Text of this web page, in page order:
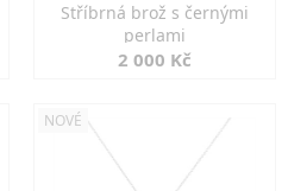
Stříbrná brož s černými
perlami
2 000 Kč
NOVÉ